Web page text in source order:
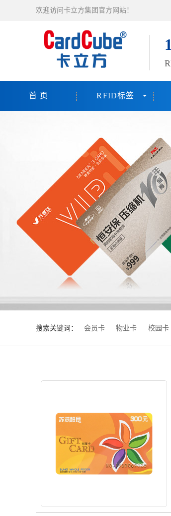
欢迎访问卡立方集团官方网站！
首 页 RFID标签
搜索关键词： 会员卡 物业卡 校园卡